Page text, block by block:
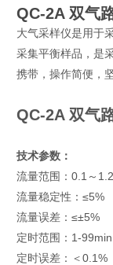
QC-2A 双气
大气采样仪是用于
采集平衡样品，是
携带，操作简便，
QC-2A 双气
技术参数：
流量范围：0.1～
流量稳定性：≤5%
流量误差：≤±5%
定时范围：1-99min
定时误差：＜0.1%